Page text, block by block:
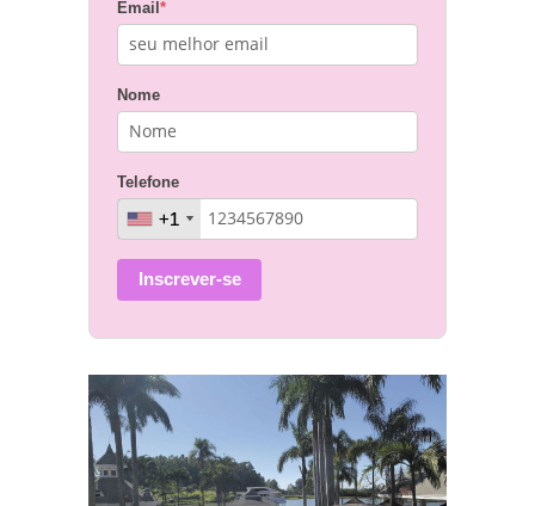
Email *
Nome
Telefone
+1
+1
Inscrever-se